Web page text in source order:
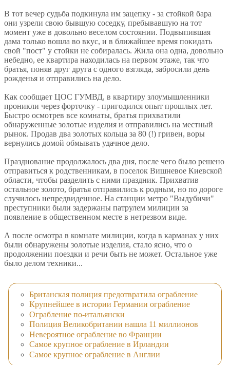
В тот вечер судьба подкинула им зацепку - за стойкой бара
они узрели свою бывшую соседку, пребывавшую на тот
момент уже в довольно веселом состоянии. Подвыпившая
дама только вошла во вкус, и в ближайшее время покидать
свой "пост" у стойки не собиралась. Жила она одна, довольно
небедно, ее квартира находилась на первом этаже, так что
братья, поняв друг друга с одного взгляда, забросили день
рожденья и отправились на дело.
Как сообщает ЦОС ГУМВД, в квартиру злоумышленники
проникли через форточку - пригодился опыт прошлых лет.
Быстро осмотрев все комнаты, братья прихватили
обнаруженные золотые изделия и отправились на местный
рынок. Продав два золотых кольца за 80 (!) гривен, воры
вернулись домой обмывать удачное дело.
Празднование продолжалось два дня, после чего было решено
отправиться к родственникам, в поселок Вишневое Киевской
области, чтобы разделить с ними праздник. Прихватив
остальное золото, братья отправились к родным, но по дороге
случилось непредвиденное. На станции метро "Выдубичи"
преступники были задержаны патрулем милиции за
появление в общественном месте в нетрезвом виде.
А после осмотра в комнате милиции, когда в карманах у них
были обнаружены золотые изделия, стало ясно, что о
продолжении поездки и речи быть не может. Остальное уже
было делом техники...
Британская полиция предотвратила ограбление
Крупнейшее в истории Германии ограбление
Ограбление по-итальянски
Полиция Великобритании нашла 11 миллионов
Невероятное ограбление во Франции
Самое крупное ограбление в Ирландии
Самое крупное ограбление в Англии